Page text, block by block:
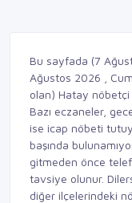
Bu sayfada (7
Ağustos 2026 ,
olan) Hatay nöbetçi
Bazı eczaneler,
ise icap nöbeti
başında
gitmeden önce
tavsiye olunur.
diğer ilçelerindeki